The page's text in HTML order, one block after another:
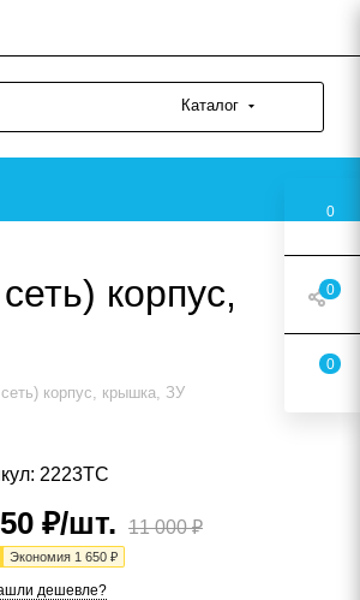
Каталог
корпус,
корпус, крышка, ЗУ
2223ТС
₽/шт. 11 000₽
Экономия 1 650 ₽
дешевле?
0
0
0